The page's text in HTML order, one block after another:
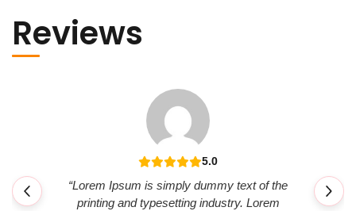
Reviews
is simply dummy text of the
typesetting industry. Lorem
“Excelente servicio, el
amable y todo estuvo a